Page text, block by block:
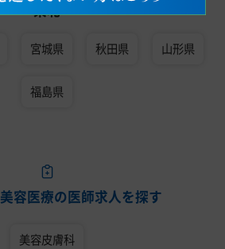
東北
宮城県 秋田県 山形県
福島県
容医療の医師求人を探す
美容皮膚科